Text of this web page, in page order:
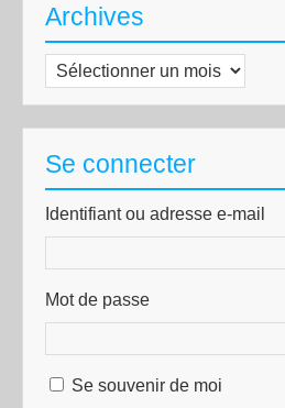
Archives
Archives
Se connecter
Identifiant ou adresse e-mail
Mot de passe
Se souvenir de moi